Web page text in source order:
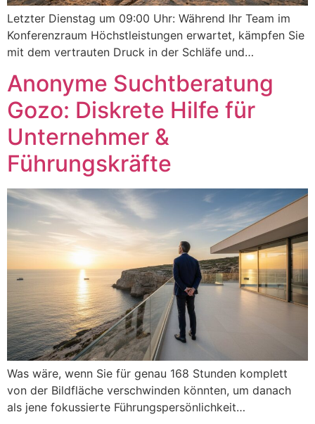
Letzter Dienstag um 09:00 Uhr: Während Ihr Team im
Konferenzraum Höchstleistungen erwartet, kämpfen Sie
mit dem vertrauten Druck in der Schläfe und…
Anonyme Suchtberatung
Gozo: Diskrete Hilfe für
Unternehmer &
Führungskräfte
Was wäre, wenn Sie für genau 168 Stunden komplett
von der Bildfläche verschwinden könnten, um danach
als jene fokussierte Führungspersönlichkeit…